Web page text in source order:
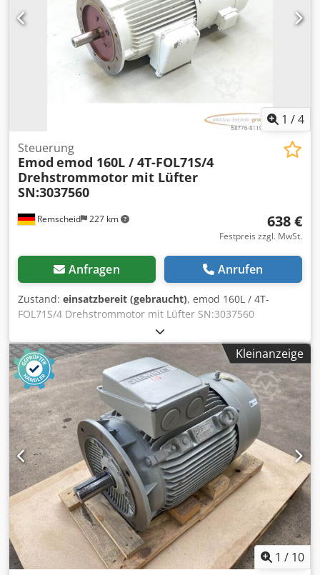
1 /4
Remscheid 227 km
Steuerung
Emod emod 160L / 4T-FOL71S/4
Drehstrommotor mit Lüfter
SN:3037560
638 €
Festpreis zzgl. MwSt.
Anfragen Anrufen
Zustand: einsatzbereit (gebraucht), emod 160L / 4T-
FOL71S/4 Drehstrommotor mit Lüfter SN:3037560
,gebraucht, normale Gebrauchsspuren, 100%
funktionsfähig, Lieferumfang gem. Fotos,ACHTUNG: Kosten
für Verpackung und Versand bitte separat anfragen!
ATTENTION: Please enquire for charges for packing and
transport separately! Csdpfx Agji D Hulo Eoha
Kleinanzeige
1 / 10